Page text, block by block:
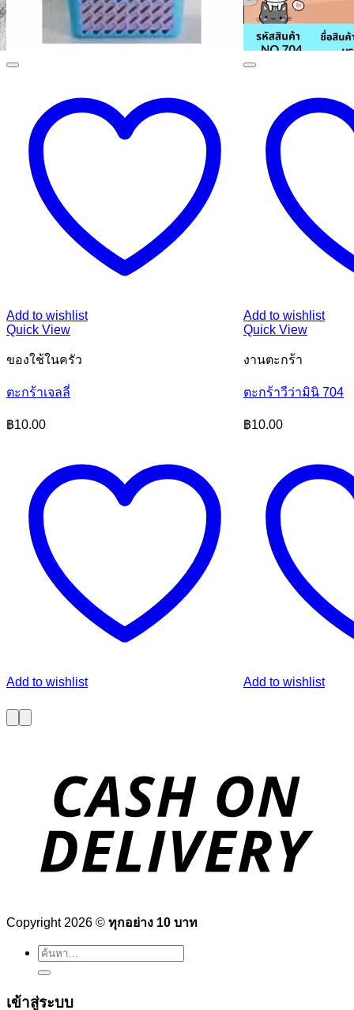
Add to wishlist
Quick View
ของใช้ในครัว
ตะกร้าเจลลี่
฿10.00
Add to wishlist
Add to wishlist
Quick View
งานตะกร้า
ตะกร้าวีว่ามินิ 704
฿10.00
Add to wishlist
Copyright 2026 © ทุกอย่าง 10 บาท
ค้นหา:
เข้าสู่ระบบ